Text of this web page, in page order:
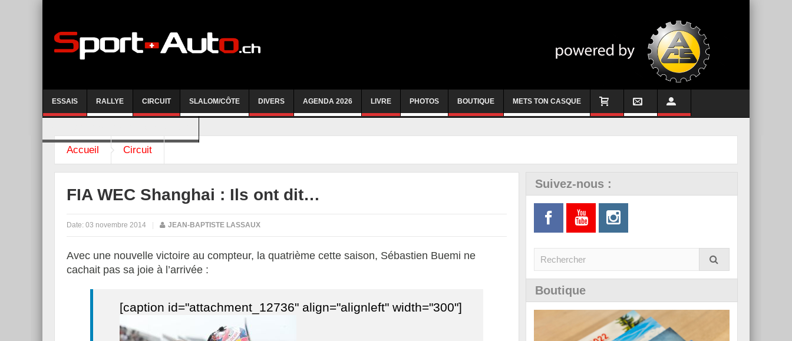
ESSAIS RALLYE CIRCUIT SLALOM/CÔTE DIVERS AGENDA 2026 LIVRE PHOTOS BOUTIQUE METS TON CASQUE
Accueil Circuit
FIA WEC Shanghai : Ils ont dit…
Date: 03 novembre 2014 JEAN-BAPTISTE LASSAUX
Avec une nouvelle victoire au compteur, la quatrième cette saison, Sébastien Buemi ne
cachait pas sa joie à l’arrivée :
[caption id="attachment_12736" align="alignleft" width="300"]
Suivez-nous :
Boutique